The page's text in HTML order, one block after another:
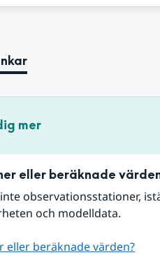
mer
eller beräknade
observationsstationer,
och modelldata.
eller beräknade värden?